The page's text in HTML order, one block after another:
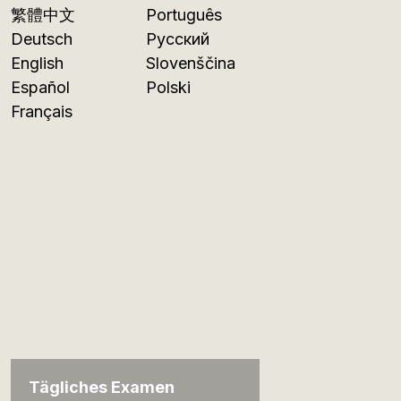
繁體中文
Deutsch
English
Español
Français
Português
Русский
Slovenščina
Polski
Tägliches Examen